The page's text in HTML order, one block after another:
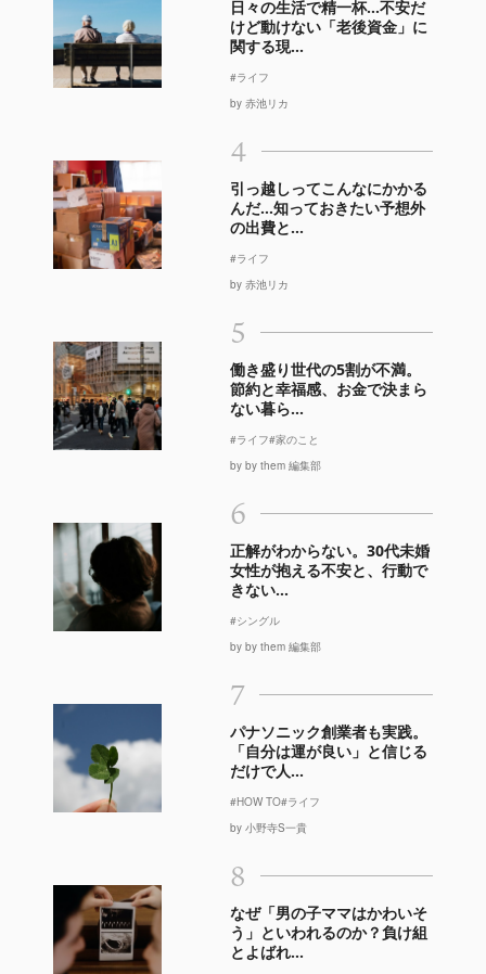
日々の生活で精一杯…不安だ
けど動けない「老後資金」に
関する現...
#ライフ
by 赤池リカ
4
引っ越しってこんなにかかる
んだ…知っておきたい予想外
の出費と...
#ライフ
by 赤池リカ
5
働き盛り世代の5割が不満。
節約と幸福感、お金で決まら
ない暮ら...
#ライフ#家のこと
by by them 編集部
6
正解がわからない。30代未婚
女性が抱える不安と、行動で
きない...
#シングル
by by them 編集部
7
パナソニック創業者も実践。
「自分は運が良い」と信じる
だけで人...
#HOW TO#ライフ
by 小野寺S一貴
8
なぜ「男の子ママはかわいそ
う」といわれるのか？負け組
とよばれ...